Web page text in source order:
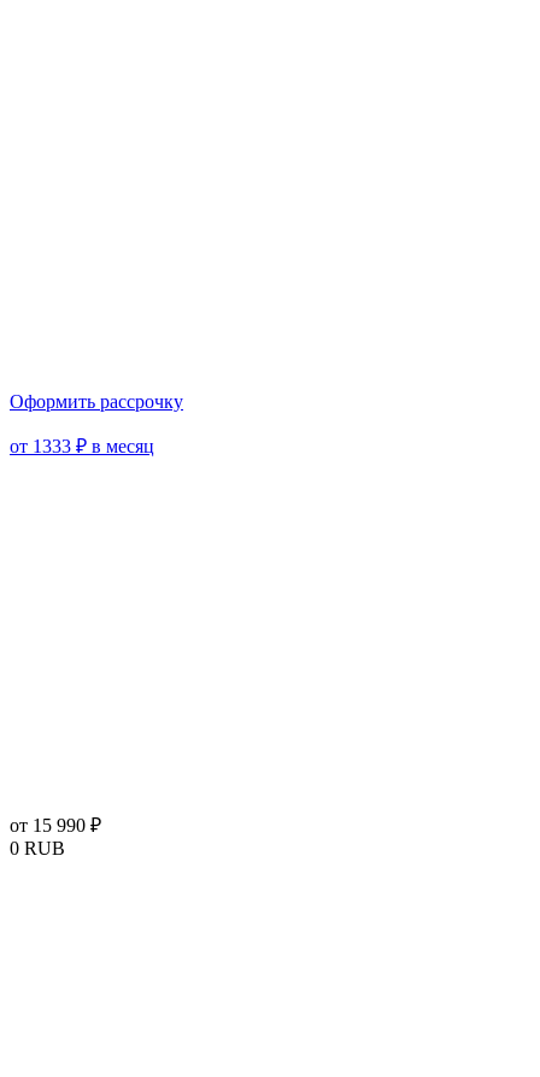
Оформить рассрочку
от 1333 ₽ в месяц
от 15 990 ₽
0 RUB